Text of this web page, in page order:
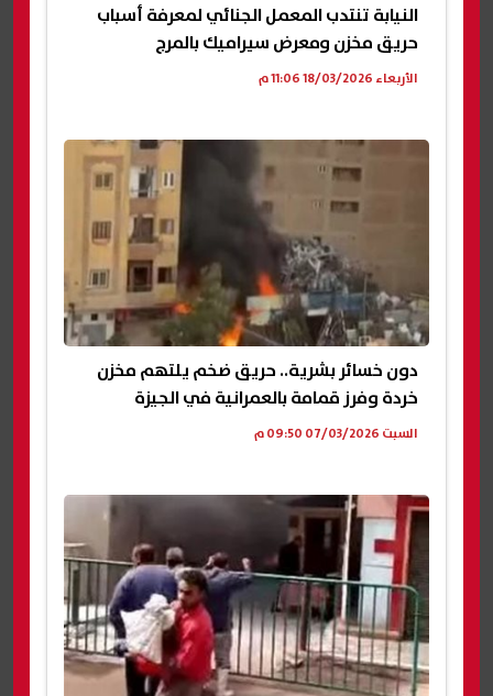
النيابة تنتدب المعمل الجنائي لمعرفة أسباب
حريق مخزن ومعرض سيراميك بالمرج
الأربعاء 18/03/2026 11:06 م
دون خسائر بشرية.. حريق ضخم يلتهم مخزن
خردة وفرز قمامة بالعمرانية في الجيزة
السبت 07/03/2026 09:50 م